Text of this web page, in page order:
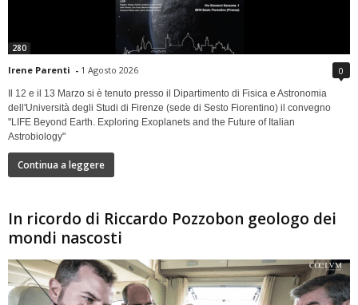
280
Irene Parenti - 1 Agosto 2026 0
Il 12 e il 13 Marzo si è tenuto presso il Dipartimento di Fisica e Astronomia
dell'Università degli Studi di Firenze (sede di Sesto Fiorentino) il convegno
"LIFE Beyond Earth. Exploring Exoplanets and the Future of Italian
Astrobiology"
Continua a leggere
In ricordo di Riccardo Pozzobon geologo dei
mondi nascosti